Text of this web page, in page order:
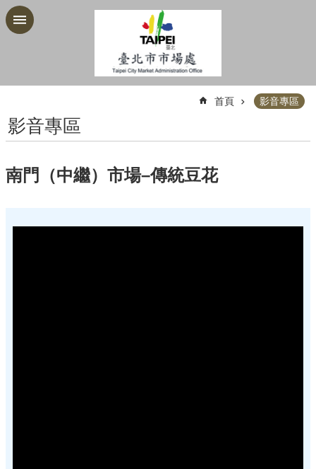
跳到主要內容區塊
首頁 影音專區
影音專區
南門（中繼）市場–傳統豆花